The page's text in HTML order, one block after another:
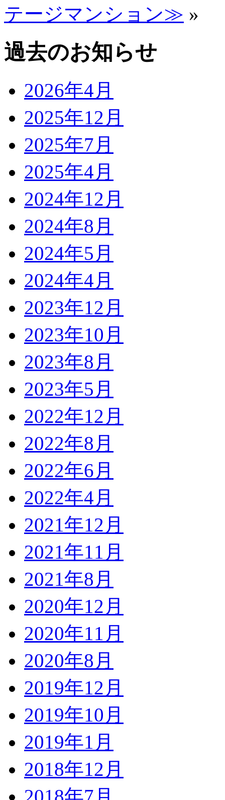
テージマンション≫ »
過去のお知らせ
2026年4月
2025年12月
2025年7月
2025年4月
2024年12月
2024年8月
2024年5月
2024年4月
2023年12月
2023年10月
2023年8月
2023年5月
2022年12月
2022年8月
2022年6月
2022年4月
2021年12月
2021年11月
2021年8月
2020年12月
2020年11月
2020年8月
2019年12月
2019年10月
2019年1月
2018年12月